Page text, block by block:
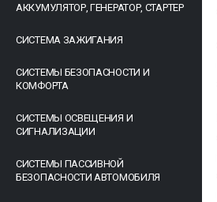
АККУМУЛЯТОР, ГЕНЕРАТОР, СТАРТЕР
СИСТЕМА ЗАЖИГАНИЯ
СИСТЕМЫ БЕЗОПАСНОСТИ И
КОМФОРТА
СИСТЕМЫ ОСВЕЩЕНИЯ И
СИГНАЛИЗАЦИИ
СИСТЕМЫ ПАССИВНОЙ
БЕЗОПАСНОСТИ АВТОМОБИЛЯ